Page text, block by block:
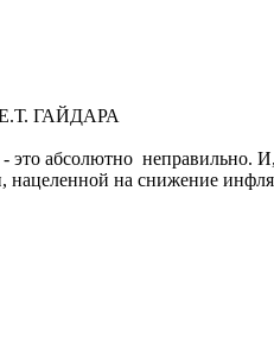
ГАЙДАРА
это абсолютно неправильно.
нацеленной на снижение